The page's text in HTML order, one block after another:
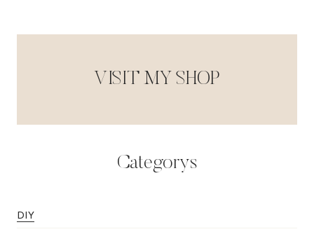
VISIT MY SHOP
Categorys
DIY